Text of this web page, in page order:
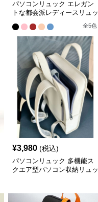
パソコンリュック エレガン
トな都会派レディースリュッ
全5色
¥3,980 (税込)
パソコンリュック 多機能ス
クエア型パソコン収納リュッ